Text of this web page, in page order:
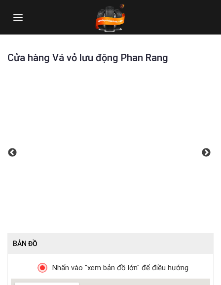
Cửa hàng Vá vỏ lưu động Phan Rang
BẢN ĐỒ
Nhấn vào "xem bản đồ lớn" để điều hướng